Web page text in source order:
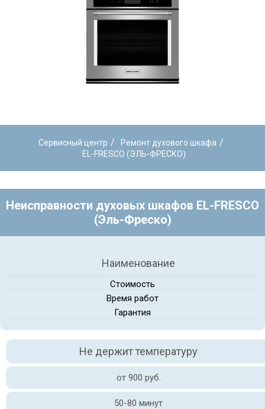
Сервисный центр / Ремонт духового шкафа /
EL-FRESCO (ЭЛЬ-ФРЕСКО)
Неисправности духовых шкафов EL-FRESCO
(Эль-Фреско)
Наименование
Стоимость
Время работ
Гарантия
Не держит температуру
от 900 руб.
50-80 минут